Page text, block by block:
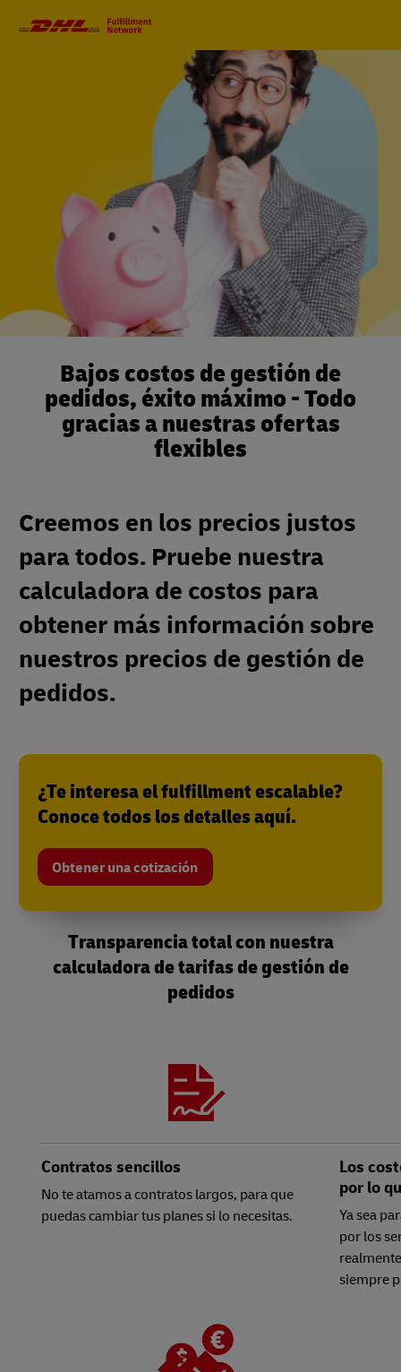
Bajos costos de gestión de
pedidos, éxito máximo - Todo
gracias a nuestras ofertas
flexibles
Creemos en los precios justos
para todos. Pruebe nuestra
calculadora de costos para
obtener más información sobre
nuestros precios de gestión de
pedidos.
¿Te interesa el fulfillment escalable?
Conoce todos los detalles aquí.
Obtener una cotización
Transparencia total con nuestra
calculadora de tarifas de gestión de
pedidos
Contratos sencillos
No te atamos a contratos largos, para que
puedas cambiar tus planes si lo necesitas.
Los
por lo
Ya sea
por los
siempre